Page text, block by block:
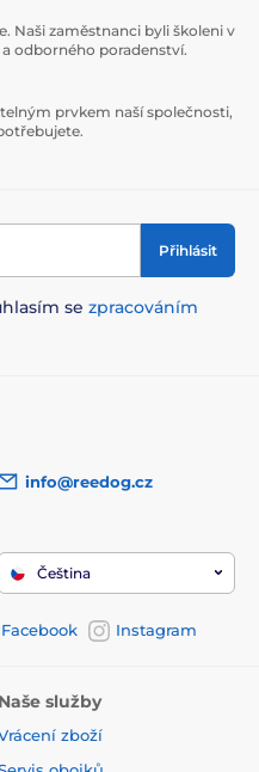
Naši zaměstnanci byli školeni v
odborného poradenství.
prvkem naší společnosti,
Přihlásit
se zpracováním
info@reedog.cz
Čeština
Facebook Instagram
Naše služby
zboží